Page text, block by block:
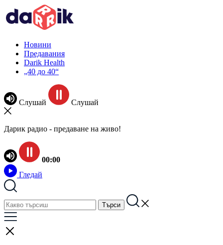
Новини
Предавания
Darik Health
„40 до 40“
Слушай Слушай
Дарик радио - предаване на живо!
00:00
Гледай